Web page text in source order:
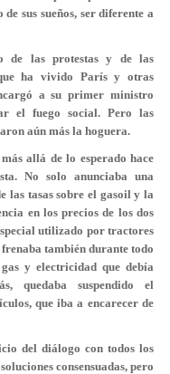
sus sueños, ser diferente a
de las protestas y de las
ha vivido París y otras
a su primer ministro
el fuego social. Pero las
aún más la hoguera.
allá de lo esperado hace
No solo anunciaba una
las tasas sobre el gasoil y la
en los precios de los dos
utilizado por tractores
también durante todo
y electricidad que debía
quedaba suspendido el
que iba a encarecer de
del diálogo con todos los
consensuadas, pero